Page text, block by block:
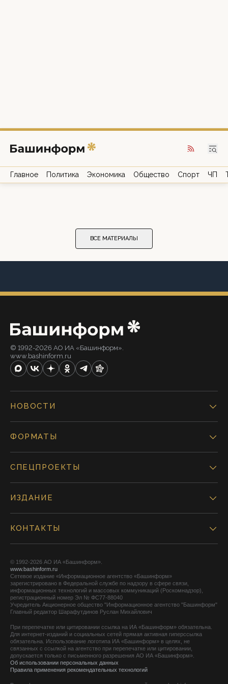
Главное Политика Экономика Общество Спорт ЧП
ВСЕ МАТЕРИАЛЫ
© 1992-2026 АО ИА «Башинформ».
www.bashinform.ru
НОВОСТИ
ФОРМАТЫ
СПЕЦПРОЕКТЫ
ИЗДАНИЕ
КОНТАКТЫ
© 1992-2026 АО ИА «Башинформ».
www.bashinform.ru
Сетевое издание «Информационное агентство «Башинформ»
зарегистрировано в Федеральной службе по надзору в сфере связи,
информационных технологий и массовых коммуникаций (Роскомнадзор),
регистрационный номер Эл № ФС77-88040
Учредитель Акционерное общество "Информационное агентство "Башинформ"
Главный редактор Шарафутдинов Руслан Михайлович
При перепечатке или цитировании ссылка на ИА «Башинформ» обязательна.
Для интернет-изданий и социальных сетей прямая активная гиперссылка
обязательна. Использование логотипа ИА «Башинформ» в целях, не
связанных с ссылкой на агентство при перепечатке или цитировании,
допускается только с письменного разрешения АО ИА «Башинформ».
Об использовании персональных данных
Правила применения рекомендательных технологий